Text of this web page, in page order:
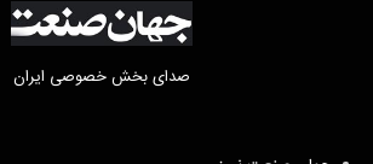
صدای بخش خصوصی ایران